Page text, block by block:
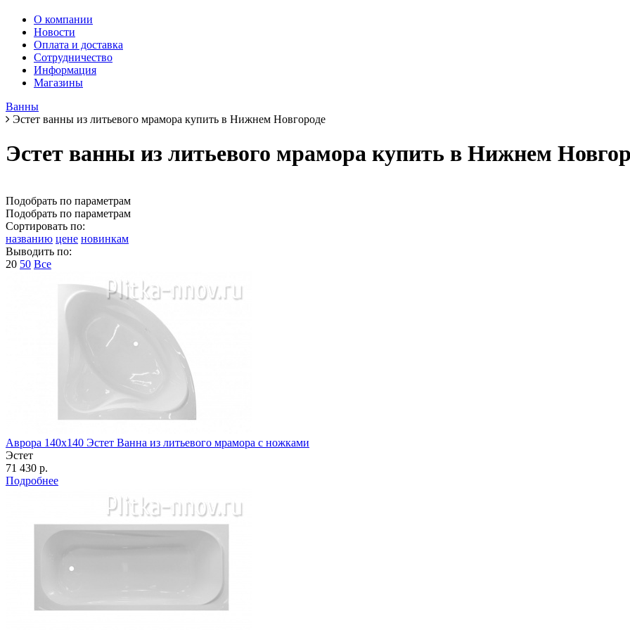
О компании
Новости
Оплата и доставка
Сотрудничество
Информация
Магазины
Ванны
Эстет ванны из литьевого мрамора купить в Нижнем Новгороде
Эстет ванны из литьевого мрамора купить в Нижнем
Подобрать по параметрам
Подобрать по параметрам
Сортировать по:
названию цене новинкам
Выводить по:
20 50 Все
Аврора 140х140 Эстет Ванна из литьевого мрамора с ножками
Эстет
71 430 р.
Подробнее